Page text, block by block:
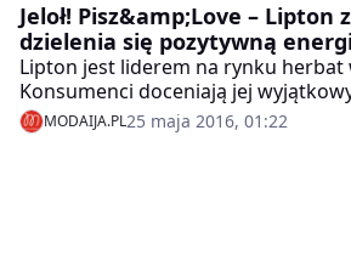
Jeloł! Pisz&amp;Love – Lipton
dzielenia się pozytywną
Lipton jest liderem na rynku herbat
Konsumenci doceniają jej
także siłę optymizmu, z którą
się marka. Dlatego herbata Lipton
MODAIJA.PL25 maja 2016, 01:22